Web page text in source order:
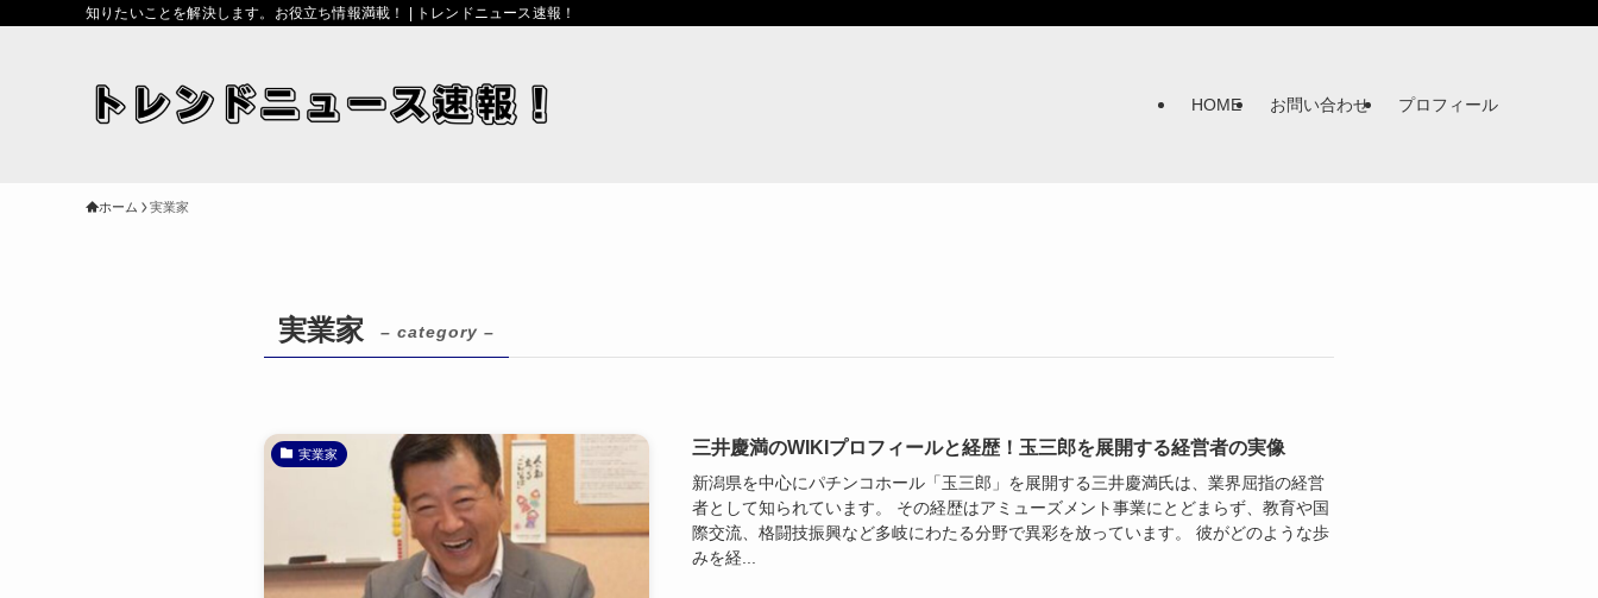
知りたいことを解決します。お役立ち情報満載！ | トレンドニュース速報！
HOME お問い合わせ プロフィール
ホーム 実業家
実業家 – category –
実業家 三井慶満のWIKIプロフィールと経歴！玉三郎を展開する経営者の実像
新潟県を中心にパチンコホール「玉三郎」を展開する三井慶満氏は、業界屈指の経営
者として知られています。 その経歴はアミューズメント事業にとどまらず、教育や国
際交流、格闘技振興など多岐にわたる分野で異彩を放っています。 彼がどのような歩
みを経...